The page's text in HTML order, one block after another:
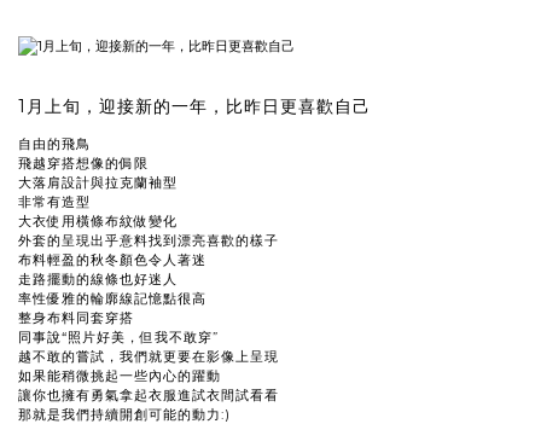
1月上旬，迎接新的一年，比昨日更喜歡自己
自由的飛鳥
飛越穿搭想像的侷限
大落肩設計與拉克蘭袖型
非常有造型
大衣使用橫條布紋做變化
外套的呈現出乎意料找到漂亮喜歡的樣子
布料輕盈的秋冬顏色令人著迷
走路擺動的線條也好迷人
率性優雅的輪廓線記憶點很高
整身布料同套穿搭
同事說“照片好美，但我不敢穿”
越不敢的嘗試，我們就更要在影像上呈現
如果能稍微挑起一些內心的躍動
讓你也擁有勇氣拿起衣服進試衣間試看看
那就是我們持續開創可能的動力:)